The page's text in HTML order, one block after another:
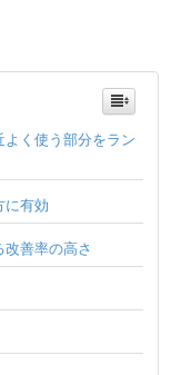
よく使う部分をラン
に有効
善率の高さ